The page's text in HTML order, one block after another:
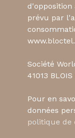
d'opposition
prévu par
Société
41013 BLOIS
Pour en
données
politique de